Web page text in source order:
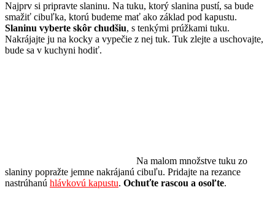
Najprv si pripravte slaninu. Na tuku, ktorý slanina pustí, sa bude
smažiť cibuľka, ktorú budeme mať ako základ pod kapustu.
Slaninu vyberte skôr chudšiu, s tenkými prúžkami tuku.
Nakrájajte ju na kocky a vypečie z nej tuk. Tuk zlejte a uschovajte,
bude sa v kuchyni hodiť.
Na malom množstve tuku zo
slaniny popražte jemne nakrájanú cibuľu. Pridajte na rezance
nastrúhanú hlávkovú kapustu. Ochuťte rascou a osoľte.